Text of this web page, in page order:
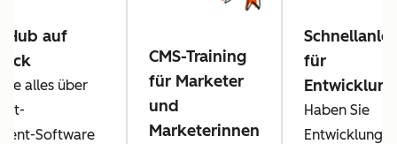
Hub auf
alles über
Software
CMS-Training
für Marketer
und
Marketerinnen
für
Haben Sie